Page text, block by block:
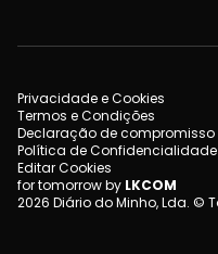
Privacidade e Cookies
Termos e Condições
Declaração de compromisso
Política de Confidencialidade
Editar Cookies
for tomorrow by LKCOM
2026 Diário do Minho, Lda. ©